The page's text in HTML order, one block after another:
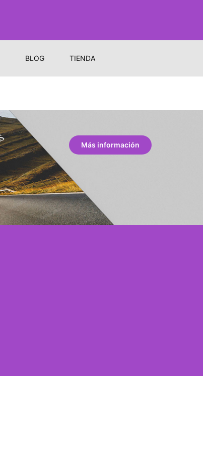
BLOG TIENDA
Más información